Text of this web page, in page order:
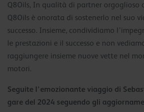
Q8Oils, In qualità di partner orgoglioso
Q8Oils è onorata di sostenerlo nel suo
successo. Insieme, condividiamo
le prestazioni e il successo e non
raggiungere insieme nuove vette nel
motori.
Seguite l’emozionante viaggio di
gare del 2024 seguendo gli